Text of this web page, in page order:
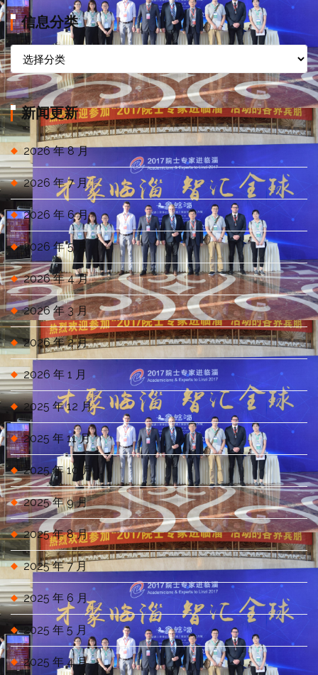
信息分类
信
息
分
类新闻更新
2026 年 8 月
2026 年 7 月
2026 年 6 月
2026 年 5 月
2026 年 4 月
2026 年 3 月
2026 年 2 月
2026 年 1 月
2025 年 12 月
2025 年 11 月
2025 年 10 月
2025 年 9 月
2025 年 8 月
2025 年 7 月
2025 年 6 月
2025 年 5 月
2025 年 4 月